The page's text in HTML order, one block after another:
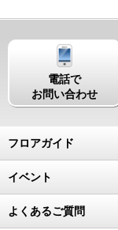
電話で
お問い合わせ
フロアガイド
イベント
よくあるご質問